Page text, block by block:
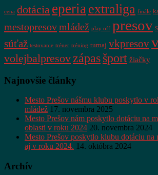
cena dotácia eperia extraliga finále
mestopresovmládež play off presov
súťaž testovanie tréner tréning turnaj vkpresov
volejbalpresov zápasšport žiačky
Najnovšie články
Mesto Prešov nášmu klubu poskytlo v
mládež 17. novembra 2025
Mesto Prešov nám poskytlo dotáciu na
oblasti v roku 2024 20. novembra 2024
Mesto Prešov poskytlo klubu dotáciu na
aj v roku 2024. 14. októbra 2024
Archív